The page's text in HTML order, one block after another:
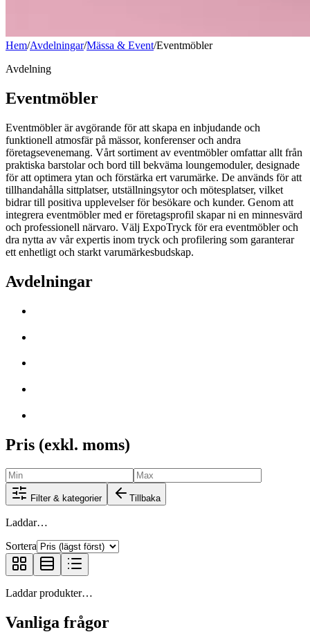
Hem/Avdelningar/Mässa & Event/Eventmöbler
Avdelning
Eventmöbler
Eventmöbler är avgörande för att skapa en inbjudande och
funktionell atmosfär på mässor, konferenser och andra
företagsevenemang. Vårt sortiment av eventmöbler omfattar allt från
praktiska barstolar och bord till bekväma loungemoduler, designade
för att optimera ytan och förstärka ert varumärke. De används för att
tillhandahålla sittplatser, utställningsytor och mötesplatser, vilket
bidrar till positiva upplevelser för besökare och kunder. Genom att
integrera eventmöbler med er företagsprofil skapar ni en minnesvärd
och professionell närvaro. Välj ExpoTryck för era eventmöbler och
dra nytta av vår expertis inom tryck och profilering som garanterar
ett enhetligt och starkt varumärkesbudskap.
Avdelningar
Pris (exkl. moms)
Filter & kategorier Tillbaka
Laddar…
Sortera
Laddar produkter…
Vanliga frågor